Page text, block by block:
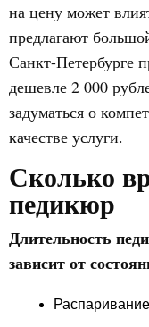
на цену может
предлагают
Санкт-Петербурге
дешевле 2 000
задуматься о
качестве услуги.
Сколько
педикюр
Длительность
зависит от